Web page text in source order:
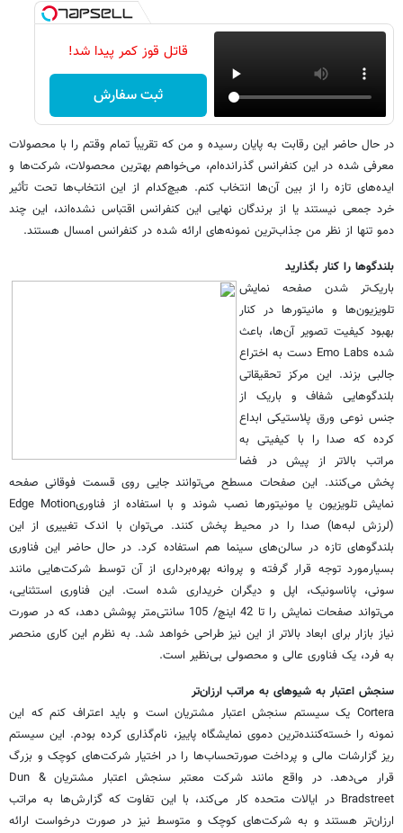
قاتل قوز کمر پیدا شد!
ثبت سفارش
در حال حاضر این رقابت به پایان رسیده و من که تقریباً تمام وقتم را با محصولات
معرفی شده در این کنفرانس گذراند‌ه‌ام، می‌خواهم بهترین محصولات، شرکت‌ها و
ایده‌های تازه را از بین آن‌ها انتخاب کنم. هیچ‌کدام از این انتخاب‌ها تحت تأثیر
خرد جمعی نیستند یا از برندگان نهایی این کنفرانس اقتباس نشد‌ه‌اند، این چند
دمو تنها از نظر من جذاب‌ترین نمونه‌های ارائه شده در کنفرانس امسال هستند.
بلندگو‌ها را کنار بگذارید
باریک‌تر شدن صفحه نمایش
تلویزیون‌ها و مانیتور‌ها در کنار
بهبود کیفیت تصویر آن‌ها، باعث
شده Emo Labs دست به اختراع
جالبی بزند. این مرکز تحقیقاتی
بلندگو‌هایی شفاف و باریک از
جنس نوعی ورق پلاستیکی ابداع
کرده که صدا را با کیفیتی به
مراتب بالاتر از پیش در فضا
پخش می‌کنند. این صفحات مسطح می‌توانند جایی روى قسمت فوقانی صفحه
نمایش تلویزیون یا مونیتور‌ها نصب شوند و با استفاده از فناوریEdge Motion
(لرزش لبه‌ها) صدا را در محیط پخش کنند. می‌توان با اندک تغییری از این
بلندگو‌های تازه در سالن‌های سینما هم استفاده کرد. در حال حاضر این فناوری
بسیارمورد توجه قرار گرفته و پروانه بهره‌برداری از آن توسط شرکت‌هایی مانند
سونی، پاناسونیک، اپل و دیگران خریداری شده است. این فناوری استثنایی،
می‌تواند صفحات نمایش را تا 42 اینچ/ 105 سانتی‌متر پوشش دهد، که در صورت
نیاز بازار برای ابعاد بالاتر از این نیز طراحی خواهد شد. به نظرم این کاری منحصر
به فرد، یک فناوری عالی و محصولی بی‌نظیر است.
سنجش اعتبار به شیو‌های به مراتب ارزان‌تر
Cortera یک سیستم سنجش اعتبار مشتریان است و باید اعتراف کنم که این
نمونه را خسته‌کننده‌ترین دموی نمایشگاه پاییز، نام‌گذاری کرده بودم. این سیستم
ریز گزارشات مالی و پرداخت صورتحساب‌ها را در اختیار شرکت‌های کوچک و بزرگ
قرار می‌دهد. در واقع مانند شرکت معتبر سنجش اعتبار مشتریان Dun &
Bradstreet در ایالات متحده کار می‌کند، با این تفاوت که گزارش‌ها به مراتب
ارزان‌تر هستند و به شرکت‌های کوچک و متوسط نیز در صورت درخواست ارائه